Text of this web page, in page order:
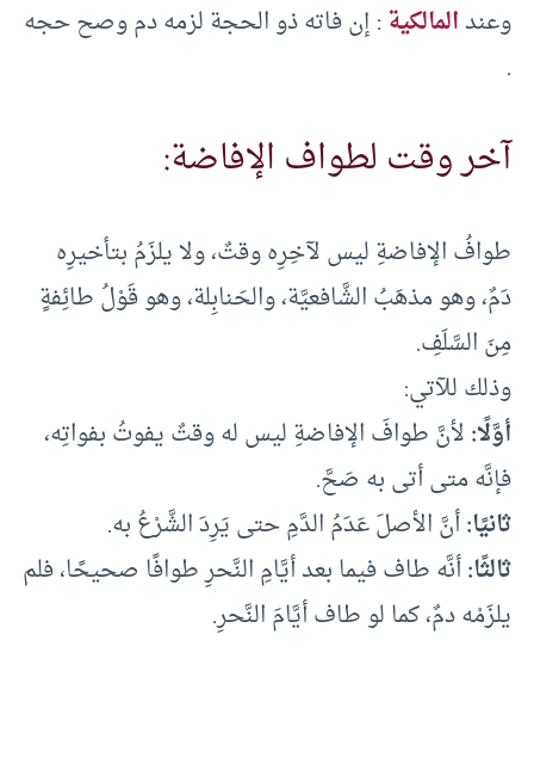
وعندالمالكية: إن فاته ذو الحجة لزمه دم وصح حجه
.
آخر وقت لطواف الإفاضة:
طوافُ الإفاضةِ ليس لآخِرِه وقتٌ، ولا يلزَمُ بتأخيرِه
دَمٌ، وهو مذهَبُ الشَّافعيَّة، والحَنابِلة، وهو قَوْلُ طائِفةٍ
مِنَ السَّلَفِ.
وذلك للآتي:
أوَّلًا:لأنَّ طوافَ الإفاضةِ ليس له وقتٌ يفوتُ بفواتِه،
فإنَّه متى أتى به صَحَّ.
ثانيًا:أنَّ الأصلَ عَدَمُ الدَّمِ حتى يَرِدَ الشَّرْعُ به.
ثالثًا:أنَّه طاف فيما بعد أيَّامِ النَّحرِ طوافًا صحيحًا، فلم
يلزَمْه دمٌ، كما لو طاف أيَّامَ النَّحرِ.